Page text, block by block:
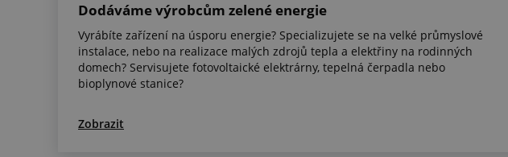
Dodáváme výrobcům zelené energie
Vyrábíte zařízení na úsporu energie? Specializujete se na velké průmyslové
instalace, nebo na realizace malých zdrojů tepla a elektřiny na rodinných
domech? Servisujete fotovoltaické elektrárny, tepelná čerpadla nebo
bioplynové stanice?
Zobrazit